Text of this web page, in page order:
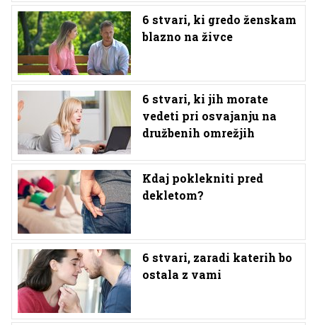
6 stvari, ki gredo ženskam
blazno na živce
6 stvari, ki jih morate
vedeti pri osvajanju na
družbenih omrežjih
Kdaj poklekniti pred
dekletom?
6 stvari, zaradi katerih bo
ostala z vami